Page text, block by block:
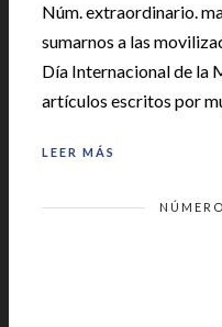
Núm. extraordinario.
sumarnos a las
Día Internacional de la
artículos escritos por
LEER MÁS